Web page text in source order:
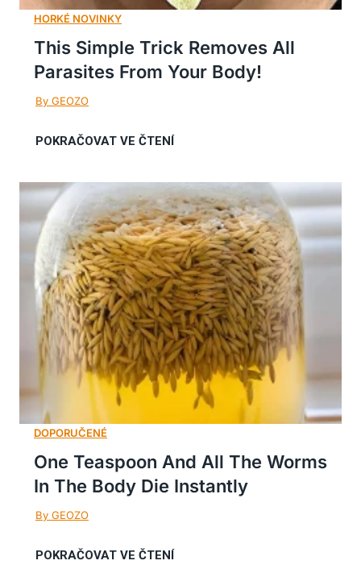
This Simple Trick Removes All
Parasites From Your Body!
One Teaspoon And All The Worms
In The Body Die Instantly